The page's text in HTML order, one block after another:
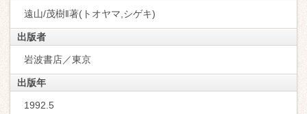
遠山/茂樹‖著(トオヤマ,シゲキ)
出版者
岩波書店／東京
出版年
1992.5